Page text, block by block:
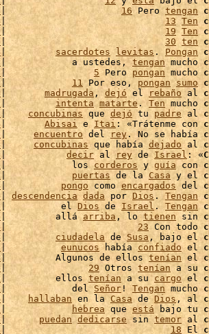
| 16 Pero tengan
| 13 Ten
| 19 Ten
| 30 ten
| sacerdotes levitas . Pongan
|            a ustedes, tengan mucho
| 5 Pero pongan mucho
| 11 Por eso, pongan sumo
| madrugada , dejó el rebaño al
| intenta matarte. Ten mucho
| concubinas que dejó tu padre al
| Abisai e Itai : «Trátenme con
| encuentro del rey. No se había
| concubinas que había dejado al
| decir al rey de Israel: «
|            los corderos y guía con
| puertas de la Casa y el
| pongo como encargados del
| descendencia dada por Dios . Tengan
|          el Dios de Israel . Tengan
|         allá arriba , lo tienen sin
| 23 Con todo
| ciudadela de Susa , bajo el
| eunucos había confiado el
|         Algunos de ellos tenían el
| 29 Otros tenían a su
|         ellos tenían a su cargo el
|            del Señor ! Tengan mucho
| hallaban en la Casa de Dios , al
| hebrea que está bajo tu
| puedan dedicarse sin temor al
| 18 El